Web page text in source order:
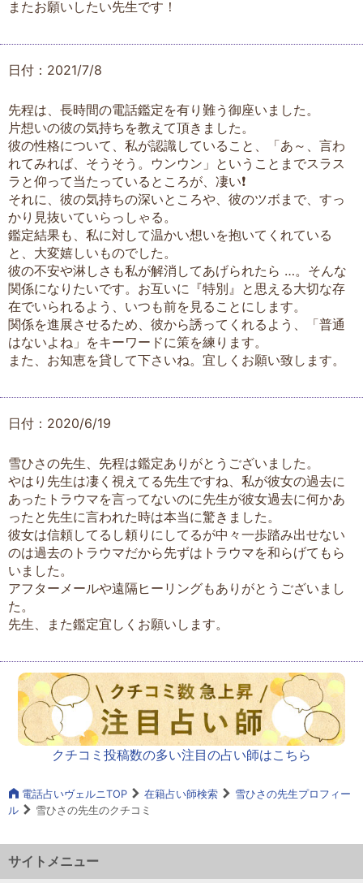
またお願いしたい先生です！
日付：2021/7/8
先程は、長時間の電話鑑定を有り難う御座いました。
片想いの彼の気持ちを教えて頂きました。
彼の性格について、私が認識していること、「あ～、言わ
れてみれば、そうそう。ウンウン」ということまでスラス
ラと仰って当たっているところが、凄い❗️
それに、彼の気持ちの深いところや、彼のツボまで、すっ
かり見抜いていらっしゃる。
鑑定結果も、私に対して温かい想いを抱いてくれている
と、大変嬉しいものでした。
彼の不安や淋しさも私が解消してあげられたら …。そんな
関係になりたいです。お互いに『特別』と思える大切な存
在でいられるよう、いつも前を見ることにします。
関係を進展させるため、彼から誘ってくれるよう、「普通
はないよね」をキーワードに策を練ります。
また、お知恵を貸して下さいね。宜しくお願い致します。
日付：2020/6/19
雪ひさの先生、先程は鑑定ありがとうございました。
やはり先生は凄く視えてる先生ですね、私が彼女の過去に
あったトラウマを言ってないのに先生が彼女過去に何かあ
ったと先生に言われた時は本当に驚きました。
彼女は信頼してるし頼りにしてるが中々一歩踏み出せない
のは過去のトラウマだから先ずはトラウマを和らげてもら
いました。
アフターメールや遠隔ヒーリングもありがとうございまし
た。
先生、また鑑定宜しくお願いします。
クチコミ投稿数の多い注目の占い師はこちら
電話占いヴェルニTOP 在籍占い師検索
雪ひさの先生プロフィー
ル
雪ひさの先生のクチコミ
サイトメニュー